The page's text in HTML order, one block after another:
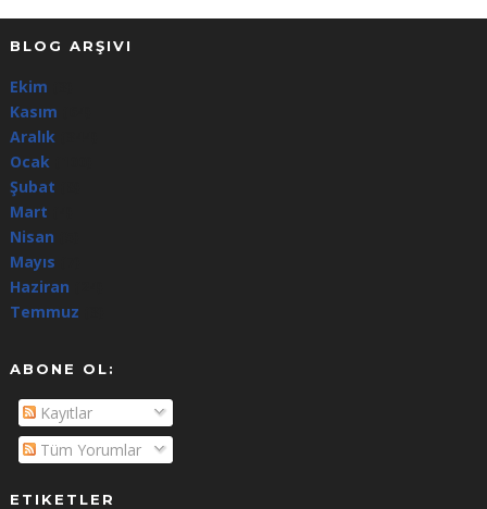
BLOG ARŞIVI
Ekim
Kasım
Aralık(344)
Ocak(100)
Şubat
Mart
Nisan
Mayıs
Haziran
Temmuz
ABONE OL:
Kayıtlar
Tüm Yorumlar
ETIKETLER